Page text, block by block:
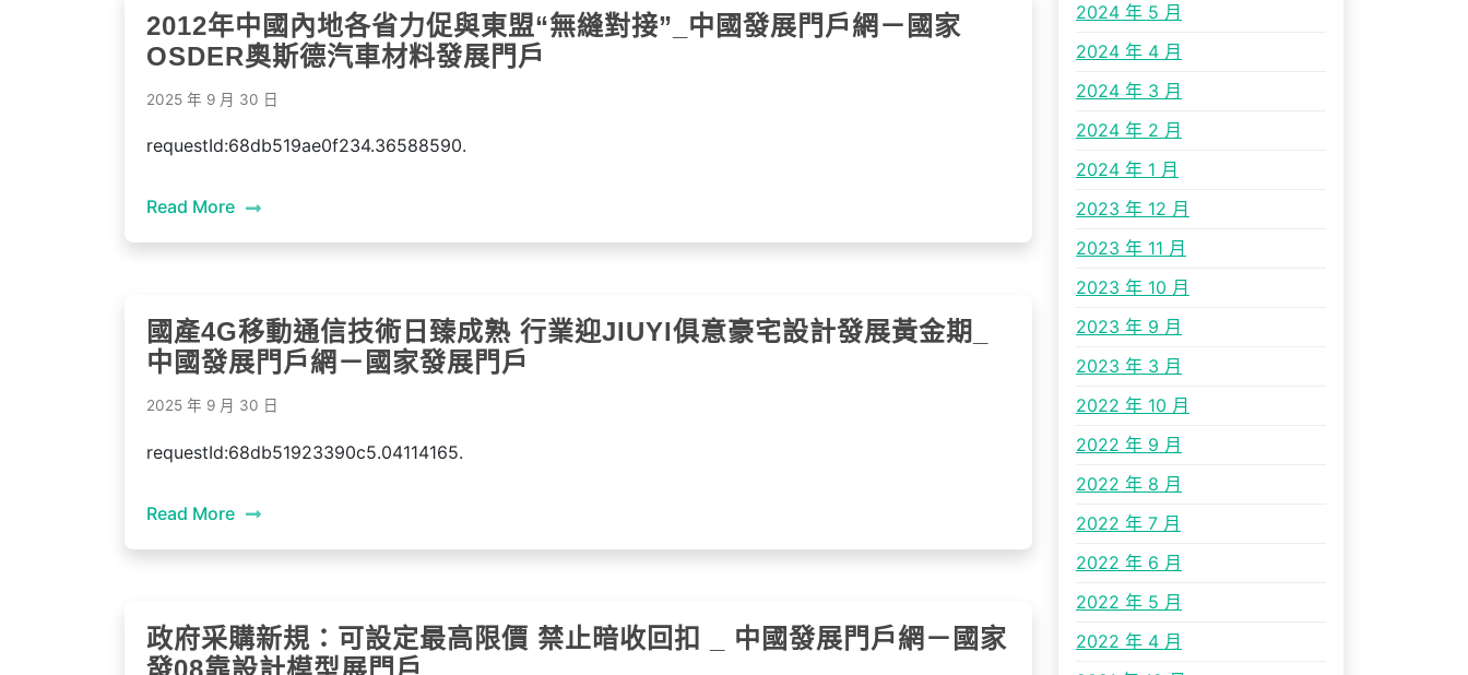
2012年中國內地各省力促與東盟“無縫對接”_中國發展門戶網－國家
OSDER奧斯德汽車材料發展門戶
2025 年 9 月 30 日
requestId:68db519ae0f234.36588590.
Read More
國產4G移動通信技術日臻成熟 行業迎JIUYI俱意豪宅設計發展黃金期_
中國發展門戶網－國家發展門戶
2025 年 9 月 30 日
requestId:68db51923390c5.04114165.
Read More
政府采購新規：可設定最高限價 禁止暗收回扣 _ 中國發展門戶網－國家
發08靠設計模型展門戶
2024 年 5 月
2024 年 4 月
2024 年 3 月
2024 年 2 月
2024 年 1 月
2023 年 12 月
2023 年 11 月
2023 年 10 月
2023 年 9 月
2023 年 3 月
2022 年 10 月
2022 年 9 月
2022 年 8 月
2022 年 7 月
2022 年 6 月
2022 年 5 月
2022 年 4 月